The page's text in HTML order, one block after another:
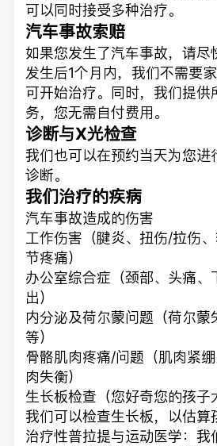
可以同时接受多种治疗。
汽车事故索赔
如果您发生了汽车事故，请尽
发生后1个月内，我们不需要
可开始治疗。同时，我们提供
务，您无需自付费用。
诊断与X光检查
我们也可以在预约当天为您进
诊断。
我们治疗的疾病
汽车事故造成的伤害
工作伤害（腱炎、扭伤/拉伤
节疼痛）
办公室综合症（颈部、头痛、
出）
内分泌及荷尔蒙问题（荷尔蒙
等）
骨骼肌肉疼痛/问题（肌肉紧
肉失衡）
生长板检查（您好奇您的孩子
我们可以检查生长板，以估算
治疗性普拉提与运动医学：我